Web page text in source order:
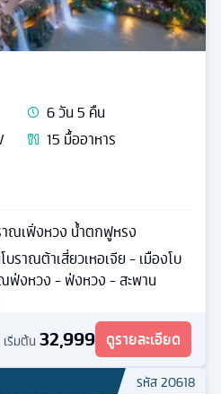
6วัน5 คืน
15 มื้ออาหาร
าณเฟิ่งหวง น้ำตกฟูหรง
ราณต้าเสี่ยวเหอเจีย - เมืองโบ
ฟ่งหวง - ฟ่งหวง - สะพาน
เริ่มต้น 32,999 ดูรายละเอียด
รหัส20618